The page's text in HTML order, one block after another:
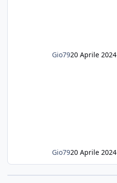
Gio7920 Aprile 2024
Gio7920 Aprile 2024